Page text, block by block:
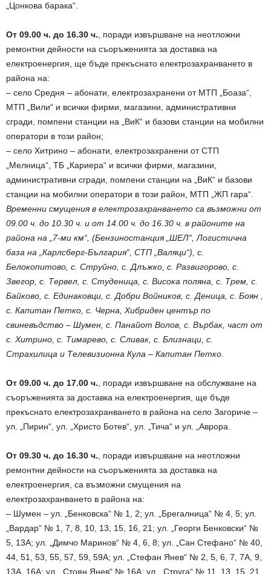
„Цонкова барака“.
От 09.00 ч. до 16.30 ч. , поради извършване на неотложни
ремонтни дейности на съоръженията за доставка на
електроенергия, ще бъде прекъснато електрозахранването в
района на:
– село Средня – абонати, електрозахранени от МТП „Боаза“,
МТП „Вили“ и всички фирми, магазини, административни
сгради, помпени станции на „ВиК“ и базови станции на мобилни
оператори в този район;
– село Хитрино – абонати, електрозахранени от СТП
„Мелница“, ТБ „Кариера“ и всички фирми, магазини,
административни сгради, помпени станции на „ВиК“ и базови
станции на мобилни оператори в този район, МТП „ЖП гара“.
Временни смущения в електрозахранването са възможни от
09.00 ч. до 10.30 ч. и от 14.00 ч. до 16.30 ч. в районите на
района на „7-ми км“, (Бензиностанция „ШЕЛ“, Логистична
база на „Карлсберг-България“, СТП „Валяци“), с.
Белокопитово, с. Струйно, с. Длъжко, с. Развигорово, с.
Звегор, с. Тервел, с. Студеница, с. Висока поляна, с. Трем, с.
Байково, с. Единаковци, с. Добри Войников, с. Деница, с. Боян ,
с. Капитан Петко, с. Черна, Хибриден център по
свиневъдство – Шумен, с. Панайот Волов, с. Върбак, част от
с. Хитрино, с. Тимарево, с. Сливак, с. Близнаци, с.
Страхилица и Телевизионна Кула – Капитан Петко.
От 09.00 ч. до 17.00 ч. , поради извършване на обслужване на
съоръженията за доставка на електроенергия, ще бъде
прекъснато електрозахранването в района на село Загориче –
ул. „Пирин“, ул. „Христо Ботев“, ул. „Тича“ и ул. „Аврора.
От 09.30 ч. до 16.30 ч. , поради извършване на неотложни
ремонтни дейности на съоръженията за доставка на
електроенергия, са възможни смущения на
електрозахранването в района на:
– Шумен – ул. „Бенковска“ № 1, 2; ул. „Брегалница“ № 4, 5; ул.
„Вардар“ № 1, 7, 8, 10, 13, 15, 16, 21; ул. „Георги Бенковски“ №
5, 13А; ул. „Димчо Маринов“ № 4, 6, 8; ул. „Сан Стефано“ № 40,
44, 51, 53, 55, 57, 59, 59А; ул. „Стефан Янев“ № 2, 5, 6, 7, 7А, 9,
13А, 16А; ул. „Стоян Янев“ № 16А; ул. „Струга“ № 11, 13, 15, 21,